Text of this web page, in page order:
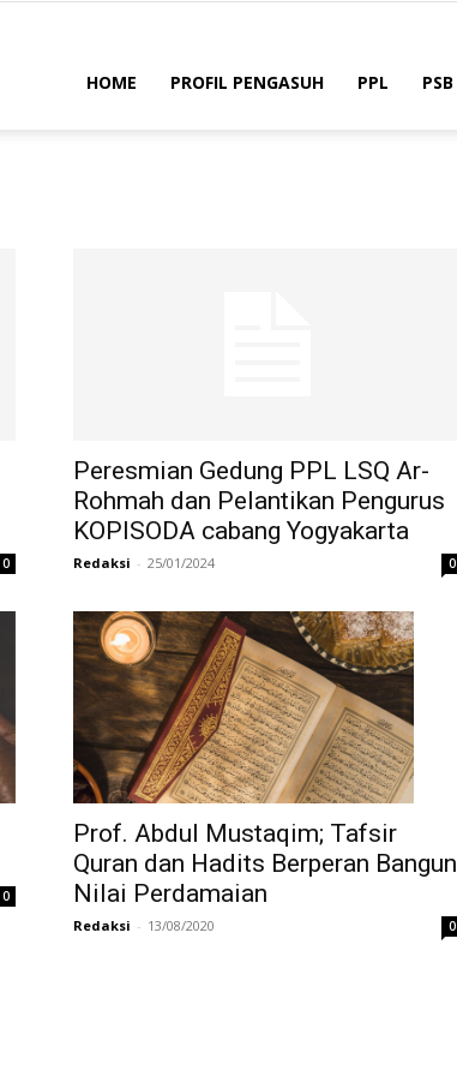
HOME PROFIL PENGASUH PPL PSB
0
Peresmian Gedung PPL LSQ Ar-
Rohmah dan Pelantikan Pengurus
KOPISODA cabang Yogyakarta
Redaksi - 25/01/2024 0
0
Prof. Abdul Mustaqim; Tafsir
Quran dan Hadits Berperan Bangun
Nilai Perdamaian
Redaksi - 13/08/2020 0